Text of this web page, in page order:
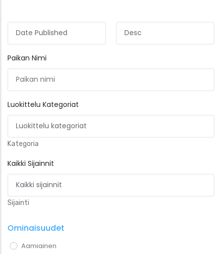
Paikan Nimi
Luokittelu Kategoriat
Kategoria
Kaikki Sijainnit
Sijainti
Ominaisuudet
Aamiainen